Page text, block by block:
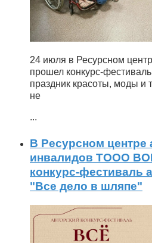
24 июля в Ресурсном
прошел конкурс-
праздник красоты, моды и
не
...
В Ресурсном центре
инвалидов ТООО
конкурс-фестиваль
"Все дело в шляпе"